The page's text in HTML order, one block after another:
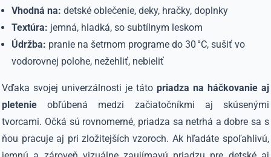
Vhodná na: detské oblečenie, deky, hračky, doplnky
Textúra: jemná, hladká, so subtílnym leskom
Údržba: pranie na šetrnom programe do 30 °C, sušiť vo
vodorovnej polohe, nežehliť, nebieliť
Vďaka svojej univerzálnosti je táto priadza na háčkovanie aj
pletenie obľúbená medzi začiatočníkmi aj skúsenými
tvorcami. Očká sú rovnomerné, priadza sa netrhá a dobre sa s
ňou pracuje aj pri zložitejších vzoroch. Ak hľadáte spoľahlivú,